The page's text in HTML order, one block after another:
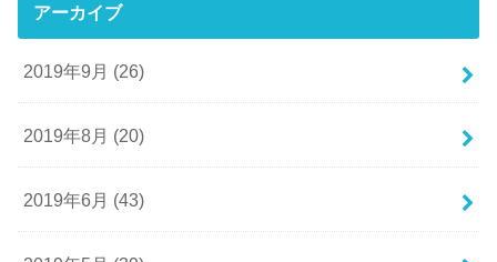
アーカイブ
2019年9月 (26)
2019年8月 (20)
2019年6月 (43)